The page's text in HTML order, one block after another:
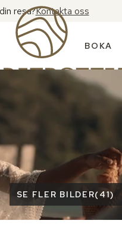
resa?Kontakta oss
BOKA
SE FLER BILDER(41)